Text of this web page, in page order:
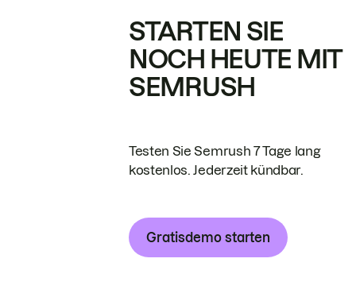
STARTEN SIE
NOCH HEUTE MIT
SEMRUSH
Testen Sie Semrush 7 Tage lang
kostenlos. Jederzeit kündbar.
Gratisdemo starten